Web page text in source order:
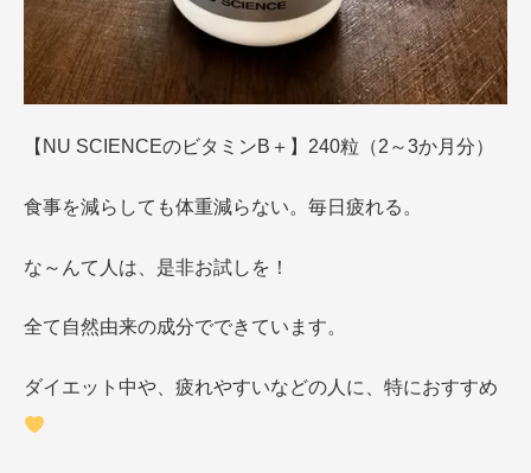
【NU SCIENCEのビタミンB＋】240粒（2～3か月分）
食事を減らしても体重減らない。毎日疲れる。
な～んて人は、是非お試しを！
全て自然由来の成分でできています。
ダイエット中や、疲れやすいなどの人に、特におすすめ